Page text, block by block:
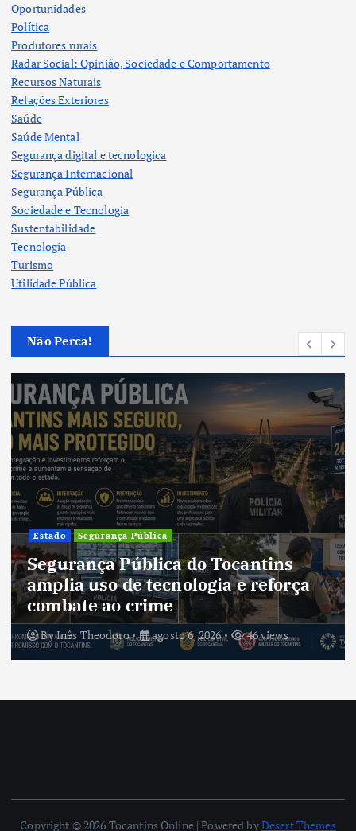
Oportunidades
Política
Produtores rurais
Radar Social: Opinião, Sociedade e Comportamento
Recursos Naturais
Relações Exteriores
Saúde
Saúde Mental
Segurança digital e tecnologica
Segurança Internacional
Segurança Pública
Sociedade e Tecnologia
Sustentabilidade
Tecnologia
Turismo
Utilidade Pública
Não Perca!
Cultura
Cultura do Tocantins preserva
tradições e fortalece identidade de
um estado em constante
transformação
ByInês Theodoro agosto 5, 2026 43 views
Copyright © 2026 Tocantins Online | Powered byDesert Themes